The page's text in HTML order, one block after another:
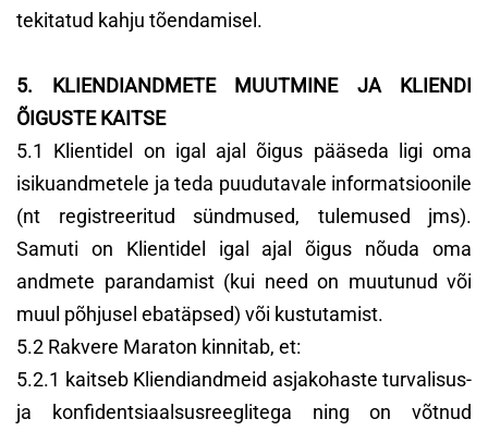
tekitatud kahju tõendamisel.
5. KLIENDIANDMETE MUUTMINE JA KLIENDI
ÕIGUSTE KAITSE
5.1 Klientidel on igal ajal õigus pääseda ligi oma
isikuandmetele ja teda puudutavale informatsioonile
(nt registreeritud sündmused, tulemused jms).
Samuti on Klientidel igal ajal õigus nõuda oma
andmete parandamist (kui need on muutunud või
muul põhjusel ebatäpsed) või kustutamist.
5.2 Rakvere Maraton kinnitab, et:
5.2.1 kaitseb Kliendiandmeid asjakohaste turvalisus-
ja konfidentsiaalsusreeglitega ning on võtnud